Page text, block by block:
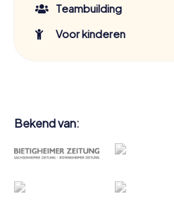
Teambuilding
Voor kinderen
Bekend van: